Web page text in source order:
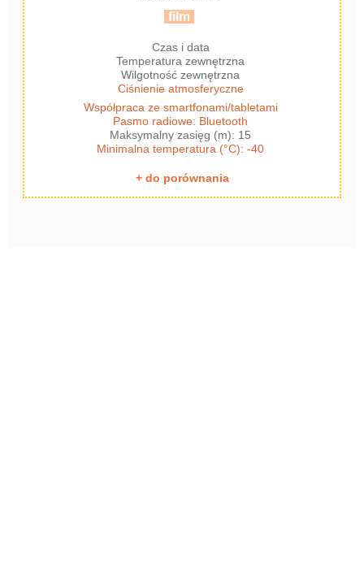
film
Czas i data
Temperatura zewnętrzna
Wilgotność zewnętrzna
Ciśnienie atmosferyczne
Współpraca ze smartfonami/tabletami
Pasmo radiowe: Bluetooth
Maksymalny zasięg (m): 15
Minimalna temperatura (°C): -40
+ do porównania